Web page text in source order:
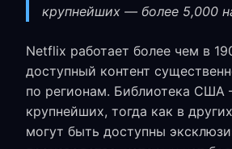
крупнейших — более 5,000
Netflix работает более чем в
доступный контент
по регионам. Библиотека США
крупнейших, тогда как в
могут быть доступны